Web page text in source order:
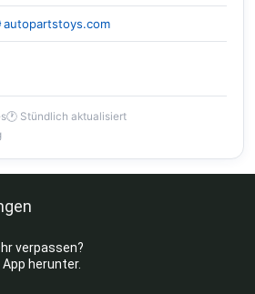
autopartstoys.com
🕐 Stündlich aktualisiert
verpassen?
herunter.